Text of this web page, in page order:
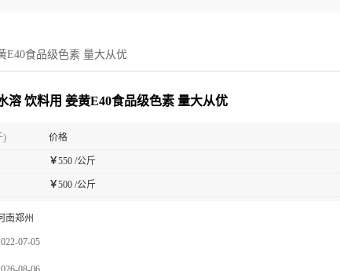
E40食品级色素 量大从优
溶 饮料用 姜黄E40食品级色素 量大从优
) 价格
￥550 /公斤
￥500 /公斤
南郑州
07-05